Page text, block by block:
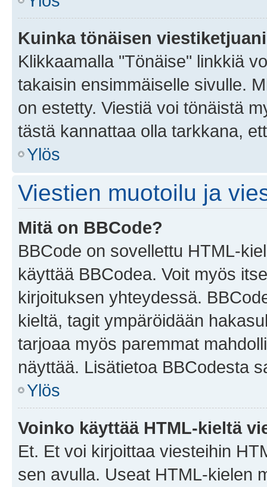
Kuinka tönäisen
Klikkaamalla "Tönäise" linkkiä
takaisin ensimmäiselle sivulle.
on estetty. Viestiä voi tönäistä
tästä kannattaa olla tarkkana,
Ylös
Viestien muotoilu ja
Mitä on BBCode?
BBCode on sovellettu HTML-
käyttää BBCodea. Voit myös
kirjoituksen yhteydessä.
kieltä, tagit ympäröidään
tarjoaa myös paremmat
näyttää. Lisätietoa BBCodesta
Ylös
Voinko käyttää HTML-kieltä
Et. Et voi kirjoittaa viesteihin
sen avulla. Useat HTML-kielen